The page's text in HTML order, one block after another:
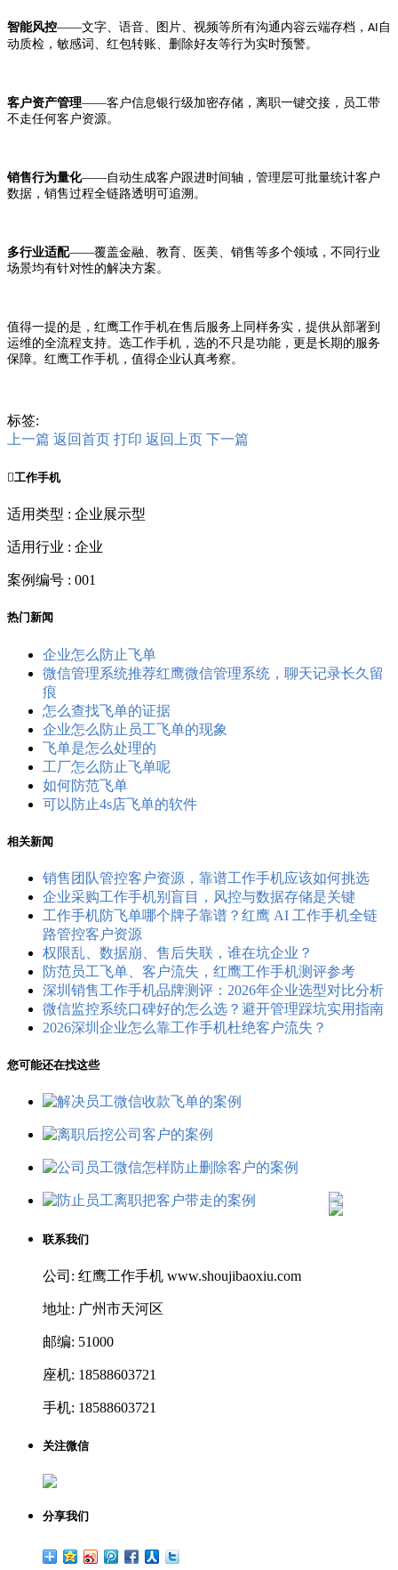
智能风控——文字、语音、图片、视频等所有沟通内容云端存档， AI 自
动质检，敏感词、红包转账、删除好友等行为实时预警。
客户资产管理——客户信息银行级加密存储，离职一键交接，员工带
不走任何客户资源。
销售行为量化——自动生成客户跟进时间轴，管理层可批量统计客户
数据，销售过程全链路透明可追溯。
多行业适配——覆盖金融、教育、医美、销售等多个领域，不同行业
场景均有针对性的解决方案。
值得一提的是，红鹰工作手机在售后服务上同样务实，提供从部署到
运维的全流程支持。选工作手机，选的不只是功能，更是长期的服务
保障。红鹰工作手机，值得企业认真考察。
标签:
上一篇 返回首页 打印 返回上页 下一篇
工作手机
适用类型 : 企业展示型
适用行业 : 企业
案例编号 : 001
热门新闻
企业怎么防止飞单
微信管理系统推荐红鹰微信管理系统，聊天记录长久留
痕
怎么查找飞单的证据
企业怎么防止员工飞单的现象
飞单是怎么处理的
工厂怎么防止飞单呢
如何防范飞单
可以防止4s店飞单的软件
相关新闻
销售团队管控客户资源，靠谱工作手机应该如何挑选
企业采购工作手机别盲目，风控与数据存储是关键
工作手机防飞单哪个牌子靠谱？红鹰 AI 工作手机全链
路管控客户资源
权限乱、数据崩、售后失联，谁在坑企业？
防范员工飞单、客户流失，红鹰工作手机测评参考
深圳销售工作手机品牌测评：2026年企业选型对比分析
微信监控系统口碑好的怎么选？避开管理踩坑实用指南
2026深圳企业怎么靠工作手机杜绝客户流失？
您可能还在找这些
联系我们
公司: 红鹰工作手机 www.shoujibaoxiu.com
地址: 广州市天河区
邮编: 51000
座机: 18588603721
手机: 18588603721
关注微信
分享我们